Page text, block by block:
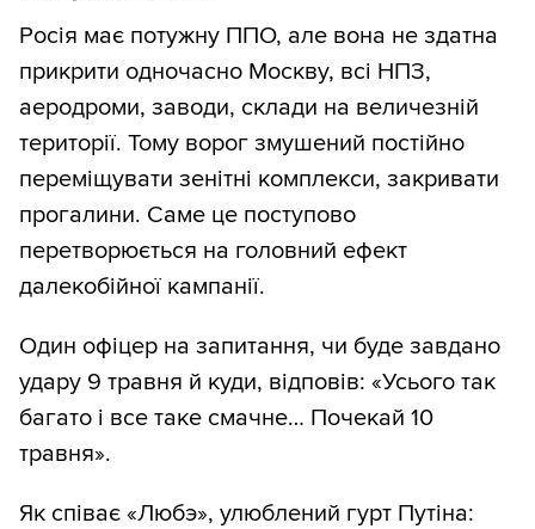
Росія має потужну ППО, але вона не здатна
прикрити одночасно Москву, всі НПЗ,
аеродроми, заводи, склади на величезній
території. Тому ворог змушений постійно
переміщувати зенітні комплекси, закривати
прогалини. Саме це поступово
перетворюється на головний ефект
далекобійної кампанії.
Один офіцер на запитання, чи буде завдано
удару 9 травня й куди, відповів: «Усього так
багато і все таке смачне… Почекай 10
травня».
Як співає «Любэ», улюблений гурт Путіна: